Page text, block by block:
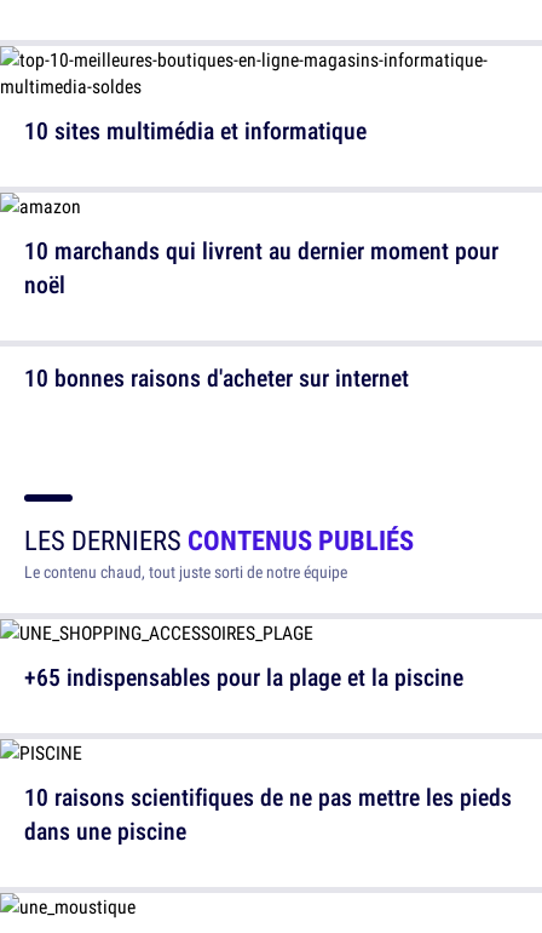
10 marchands qui livrent au dernier moment pour
noël
10 sites multimédia et informatique
10 bonnes raisons d'acheter sur internet
LES DERNIERS CONTENUS PUBLIÉS
Le contenu chaud, tout juste sorti de notre équipe
+65 indispensables pour la plage et la piscine
10 raisons scientifiques de ne pas mettre les pieds
dans une piscine